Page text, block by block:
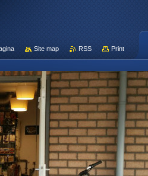
Site map RSS Print